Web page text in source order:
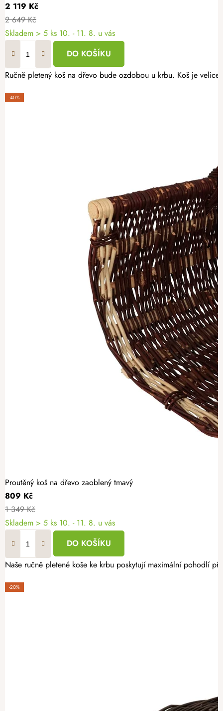
2 119 Kč
2 649 Kč
Skladem > 5 ks 10. - 11. 8. u vás
DO KOŠÍKU
Ručně pletený koš na dřevo bude ozdobou u krbu. Koš je
-40%
Proutěný koš na dřevo zaoblený tmavý
809 Kč
1 349 Kč
Skladem > 5 ks 10. - 11. 8. u vás
DO KOŠÍKU
Naše ručně pletené koše ke krbu poskytují maximální pohodlí
-20%